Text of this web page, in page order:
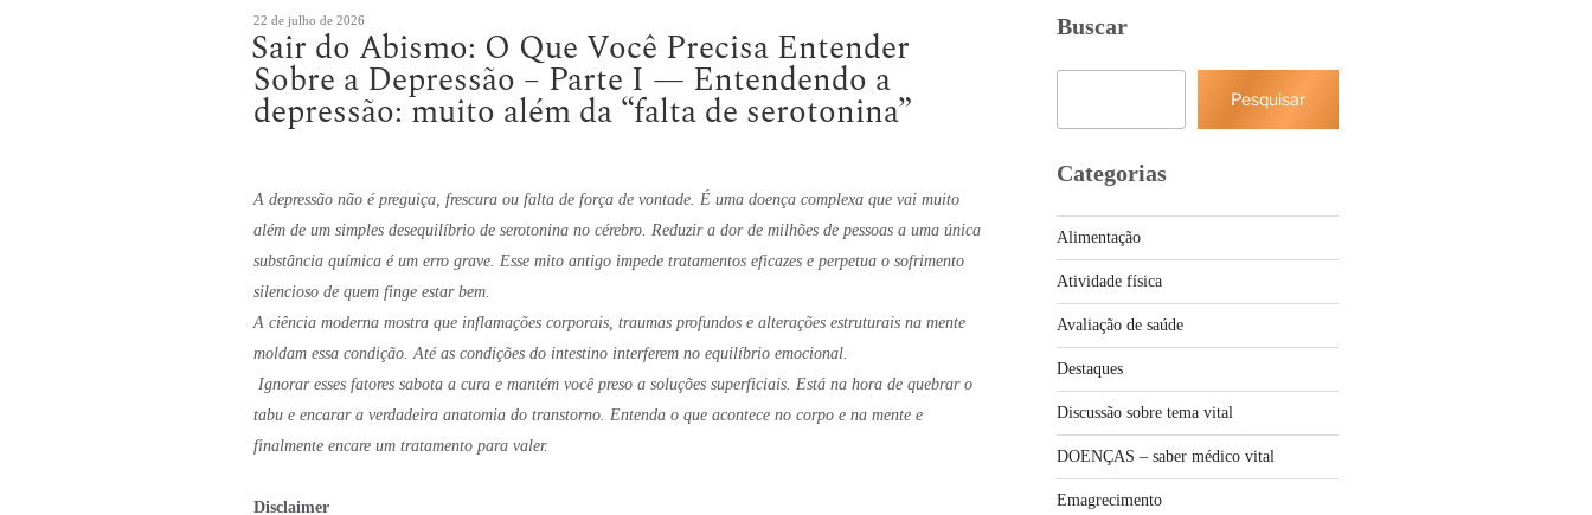
Publicado
em
22 de julho de 2026
Sair do Abismo: O Que Você Precisa Entender
Sobre a Depressão – Parte I — Entendendo a
depressão: muito além da “falta de serotonina”
A depressão não é preguiça, frescura ou falta de força de vontade. É uma doença complexa que vai muito
além de um simples desequilíbrio de serotonina no cérebro. Reduzir a dor de milhões de pessoas a uma única
substância química é um erro grave. Esse mito antigo impede tratamentos eficazes e perpetua o sofrimento
silencioso de quem finge estar bem.
A ciência moderna mostra que inflamações corporais, traumas profundos e alterações estruturais na mente
moldam essa condição. Até as condições do intestino interferem no equilíbrio emocional.
Ignorar esses fatores sabota a cura e mantém você preso a soluções superficiais. Está na hora de quebrar o
tabu e encarar a verdadeira anatomia do transtorno. Entenda o que acontece no corpo e na mente e
finalmente encare um tratamento para valer.
Disclaimer
Buscar
Pesquisar
Categorias
Alimentação
Atividade física
Avaliação de saúde
Destaques
Discussão sobre tema vital
DOENÇAS – saber médico vital
Emagrecimento